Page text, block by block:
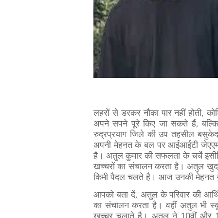
लहरों से डरकर नौका पार नहीं होती,
अपने सपने पूरे किए जा सकते हैं, बल्कि
रुद्रप्रयाग जिले की उप तहसील
अपनी मेहनत के बल पर आईआईटी
है। अतुल कुमार की सफलता के चर्चे
खच्चरों का संचालन करता है। अतुल खुद
किमी पैदल चलते है। आज उनकी मेहनत
आपको बता दें, अतुल के परिवार की
का संचालन करता है। वहीं अतुल भी
खच्चर चलाते है। अतुल ने 10वीं और